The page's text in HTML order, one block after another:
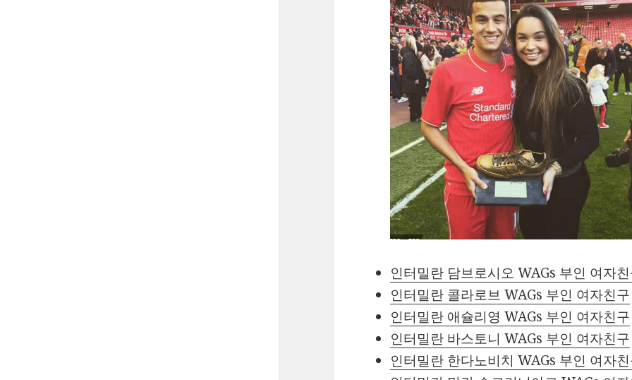
인터밀란 담브로시오 WAGs 부인 여자
인터밀란 콜라로브 WAGs 부인 여자친구
인터밀란 애슐리영 WAGs 부인 여자친구
인터밀란 바스토니 WAGs 부인 여자친구
인터밀란 한다노비치 WAGs 부인 여자